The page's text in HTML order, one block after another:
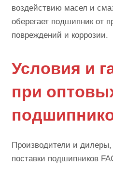
воздействию масел и
оберегает подшипник от
повреждений и коррозии.
Условия и
при
Производители и дилеры,
поставки подшипников